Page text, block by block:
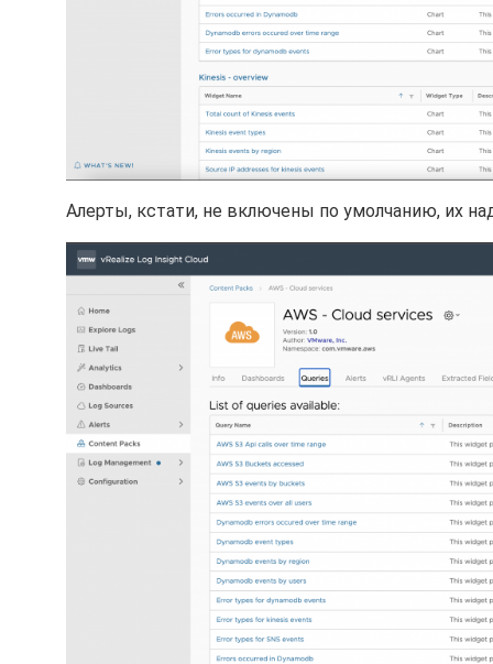
Алерты, кстати, не включены по умолчанию, их